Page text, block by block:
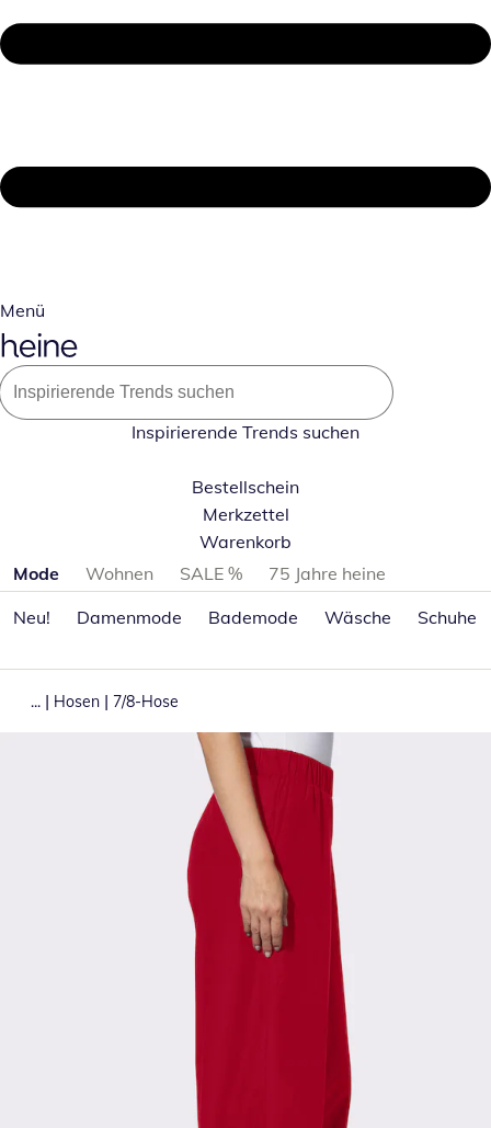
Menü
Inspirierende Trends suchen
Bestellschein
Merkzettel
Warenkorb
Produktkategorien überspringen
Mode Wohnen SALE %
75 Jahre heine
Neu!
Damenmode Bademode Wäsche Schuhe
... | Hosen | 7/8-Hose